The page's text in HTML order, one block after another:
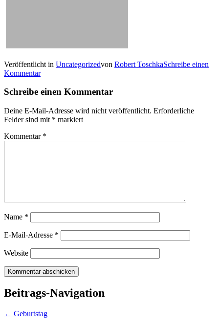
Veröffentlicht in Uncategorizedvon Robert ToschkaSchreibe einen
Kommentar
Schreibe einen Kommentar
Deine E-Mail-Adresse wird nicht veröffentlicht. Erforderliche
Felder sind mit * markiert
Kommentar *
Name *
E-Mail-Adresse *
Website
Beitrags-Navigation
← Geburtstag